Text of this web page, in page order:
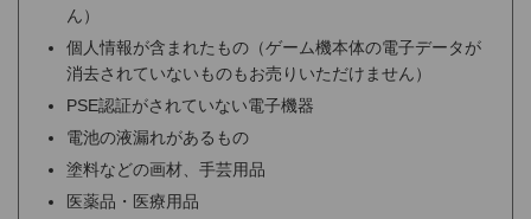
ん）
個人情報が含まれたもの（ゲーム機本体の電子データが
消去されていないものもお売りいただけません）
PSE認証がされていない電子機器
電池の液漏れがあるもの
塗料などの画材、手芸用品
医薬品・医療用品